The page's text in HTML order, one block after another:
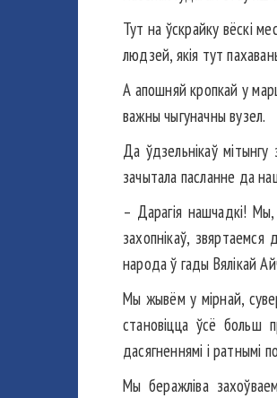
Тут на ўскрайку вёскі
людзей, якія тут
А апошняй кропкай у
важны чыгуначны вузел.
Да ўдзельнікаў
зачытала пасланне да
– Дарагія нашчадкі!
захопнікаў,
народа ў гады Вялікай
Мы жывём у мірнай,
становіцца ўсё больш
дасягненнямі і ратнымі
Мы беражліва